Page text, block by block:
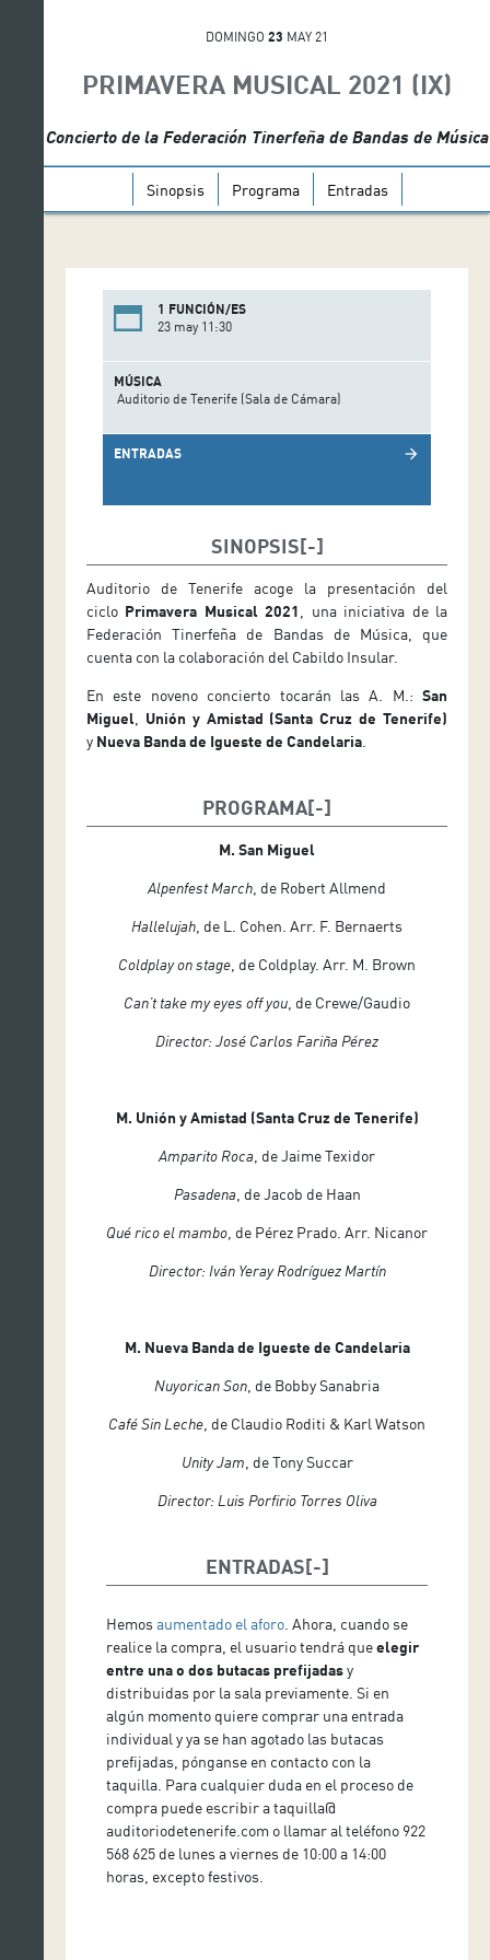
DOMINGO 23 MAY 21
PRIMAVERA MUSICAL 2021 (IX)
Concierto de la Federación Tinerfeña de Bandas de Música
Sinopsis Programa Entradas
1 FUNCIÓN/ES
23 may 11:30
MÚSICA
Auditorio de Tenerife (Sala de Cámara)
ENTRADAS arrow_forward
SINOPSIS
Auditorio de Tenerife acoge la presentación del
ciclo Primavera Musical 2021
, una iniciativa de la
Federación Tinerfeña de Bandas de Música, que
cuenta con la colaboración del Cabildo Insular.
En este noveno concierto tocarán las A. M.:San
Miguel, Unión y Amistad (Santa Cruz de Tenerife)
y Nueva Banda de Igueste de Candelaria.
PROGRAMA
M. San Miguel
Alpenfest March , de Robert Allmend
Hallelujah , de L. Cohen. Arr. F. Bernaerts
Coldplay on stage , de Coldplay. Arr. M. Brown
Can’t take my eyes off you , de Crewe/Gaudio
Director: José Carlos Fariña Pérez
M. Unión y Amistad (Santa Cruz de Tenerife)
Amparito Roca , de Jaime Texidor
Pasadena, de Jacob de Haan
Qué rico el mambo , de Pérez Prado. Arr. Nicanor
Director: Iván Yeray Rodríguez Martín
M. Nueva Banda de Igueste de Candelaria
Nuyorican Son , de Bobby Sanabria
Café Sin Leche , de Claudio Roditi & Karl Watson
Unity Jam , de Tony Succar
Director: Luis Porfirio Torres Oliva
ENTRADAS
Hemosaumentado el aforo . Ahora, cuando se
realice la compra, el usuario tendrá queelegir
entre una o dos butacas prefijadasy
distribuidas por la sala previamente. Si en
algún momento quiere comprar una entrada
individual y ya se han agotado las butacas
prefijadas, pónganse en contacto con la
taquilla. Para cualquier duda en el proceso de
compra puede escribir a taquilla@
auditoriodetenerife.com o llamar al teléfono 922
568 625 de lunes a viernes de 10:00 a 14:00
horas, excepto festivos.